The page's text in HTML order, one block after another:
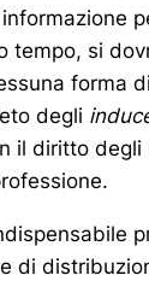
tempo, si
forma
degli
il diritto
di